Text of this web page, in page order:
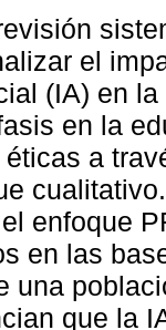
el
(IA) en
en la
a
enfoque
en las
una
que la